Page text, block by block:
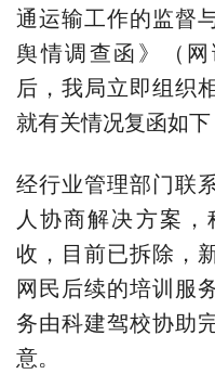
通运输工作的监督
舆情调查函》（网
后，我局立即组织
就有关情况复函如下
经行业管理部门联
人协商解决方案
收，目前已拆除，
网民后续的培训服
务由科建驾校协助
意。